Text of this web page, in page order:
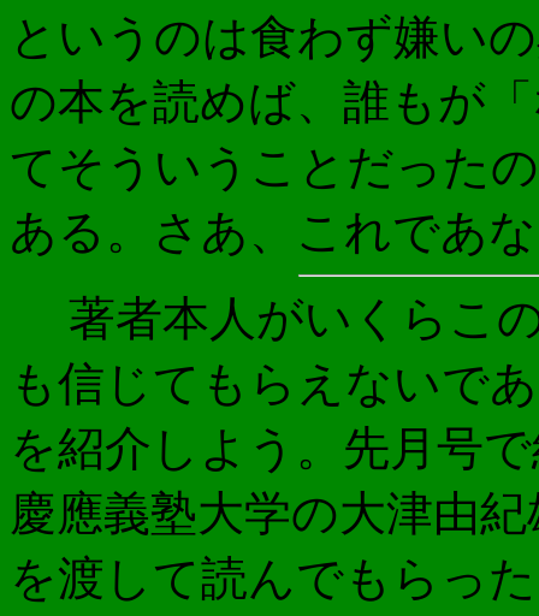
というのは食わず嫌い
の本を読めば、誰もが
てそういうことだった
ある。さあ、これであ
著者本人がいくらこ
も信じてもらえないで
を紹介しよう。先月号
慶應義塾大学の大津由
を渡して読んでもらっ